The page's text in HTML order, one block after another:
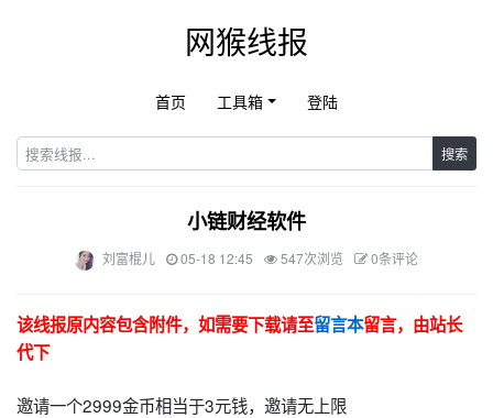
网猴线报
首页 工具箱 登陆
搜索
小链财经软件
刘富棍儿 05-18 12:45 547次浏览 0条评论
该线报原内容包含附件，如需要下载请至留言本留言，由站长
代下
邀请一个2999金币相当于3元钱，邀请无上限